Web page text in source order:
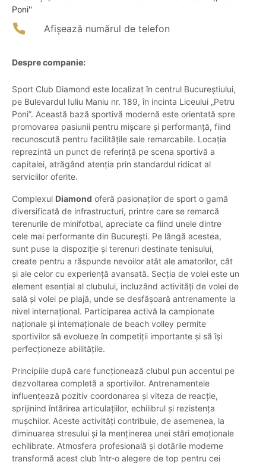
Poni''
Afișează numărul de telefon
Despre companie:
Sport Club Diamond este localizat în centrul Bucureștiului,
pe Bulevardul Iuliu Maniu nr. 189, în incinta Liceului „Petru
Poni”. Această bază sportivă modernă este orientată spre
promovarea pasiunii pentru mișcare și performanță, fiind
recunoscută pentru facilitățile sale remarcabile. Locația
reprezintă un punct de referință pe scena sportivă a
capitalei, atrăgând atenția prin standardul ridicat al
serviciilor oferite.
Complexul Diamond oferă pasionaților de sport o gamă
diversificată de infrastructuri, printre care se remarcă
terenurile de minifotbal, apreciate ca fiind unele dintre
cele mai performante din București. Pe lângă acestea,
sunt puse la dispoziție și terenuri destinate tenisului,
create pentru a răspunde nevoilor atât ale amatorilor, cât
și ale celor cu experiență avansată. Secția de volei este un
element esențial al clubului, incluzând activități de volei de
sală și volei pe plajă, unde se desfășoară antrenamente la
nivel internațional. Participarea activă la campionate
naționale și internaționale de beach volley permite
sportivilor să evolueze în competiții importante și să își
perfecționeze abilitățile.
Principiile după care funcționează clubul pun accentul pe
dezvoltarea completă a sportivilor. Antrenamentele
influențează pozitiv coordonarea și viteza de reacție,
sprijinind întărirea articulațiilor, echilibrul și rezistența
mușchilor. Aceste activități contribuie, de asemenea, la
diminuarea stresului și la menținerea unei stări emoționale
echilibrate. Atmosfera profesională și dotările moderne
transformă acest club într-o alegere de top pentru cei